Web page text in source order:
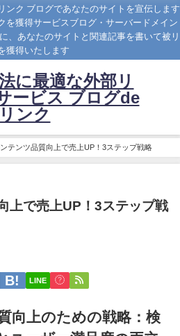
ンク ブログであなたのサイトを宣伝します
を獲得サービスブログ・サーバードメイン
、あなたのサイトと関連記事を書いて被リ
獲得いたします
に最適な外部リ
ービス ブログde
リンク
テンツ品質向上で売上UP！3ステップ戦略
上で売上UP！3ステップ戦
LINE
向上のための戦略：検